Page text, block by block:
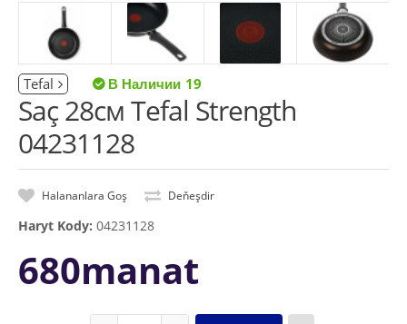
Tefal 19
Saç 28см Tefal Strength
04231128
Halananlara Goş Deňeşdir
Haryt Kody: 04231128
680manat